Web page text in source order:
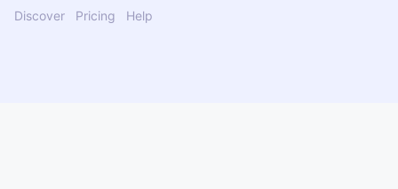
Discover Pricing Help